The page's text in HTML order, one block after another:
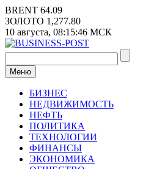
Перейти
к
содержимому
BRENT 64.09
ЗОЛОТО 1,277.80
10 августа, 08:15:47 МСК
Меню
БИЗНЕС
НЕДВИЖИМОСТЬ
НЕФТЬ
ПОЛИТИКА
ТЕХНОЛОГИИ
ФИНАНСЫ
ЭКОНОМИКА